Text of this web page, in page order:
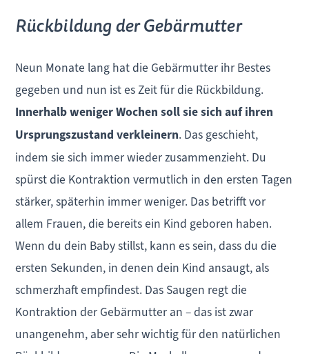
Rückbildung der Gebärmutter
Neun Monate lang hat die Gebärmutter ihr Bestes
gegeben und nun ist es Zeit für die Rückbildung.
Innerhalb weniger Wochen soll sie sich auf ihren
Ursprungszustand verkleinern. Das geschieht,
indem sie sich immer wieder zusammenzieht. Du
spürst die Kontraktion vermutlich in den ersten Tagen
stärker, späterhin immer weniger. Das betrifft vor
allem Frauen, die bereits ein Kind geboren haben.
Wenn du dein Baby stillst, kann es sein, dass du die
ersten Sekunden, in denen dein Kind ansaugt, als
schmerzhaft empfindest. Das Saugen regt die
Kontraktion der Gebärmutter an – das ist zwar
unangenehm, aber sehr wichtig für den natürlichen